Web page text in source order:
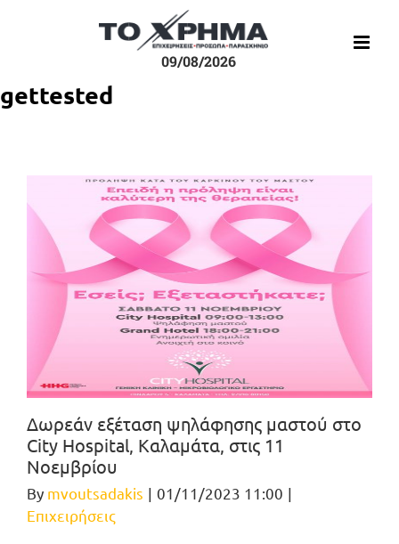
09/08/2026
gettested
Δωρεάν εξέταση ψηλάφησης μαστού στο
City Hospital, Καλαμάτα, στις 11
Νοεμβρίου
By mvoutsadakis | 01/11/2023 11:00 |
Επιχειρήσεις